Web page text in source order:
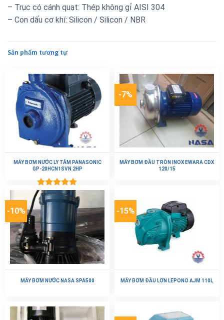
– Trục có cánh quạt: Thép không gỉ AISI 304
– Con dấu cơ khí: Silicon / Silicon / NBR
Sản phẩm tương tự
MÁY BƠM NƯỚC LY TÂM PANASONIC
GP-20HCN1SVN 2HP
Được xếp
hạng
5.00
5 sao
-7%
MÁY BƠM ĐẦU TRÒN INOX EWARA CDX
120/15
-10%
MÁY BƠM NƯỚC NASA SPA500
-15%
MÁY BƠM ĐẦU LỢN LEPONO AJM 110L